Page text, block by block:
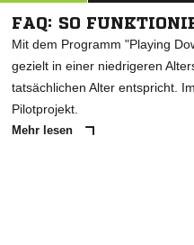
FAQ: SO
Mit dem Programm "Playing
gezielt in einer niedrigeren
tatsächlichen Alter entspricht.
Pilotprojekt.
Mehr lesen